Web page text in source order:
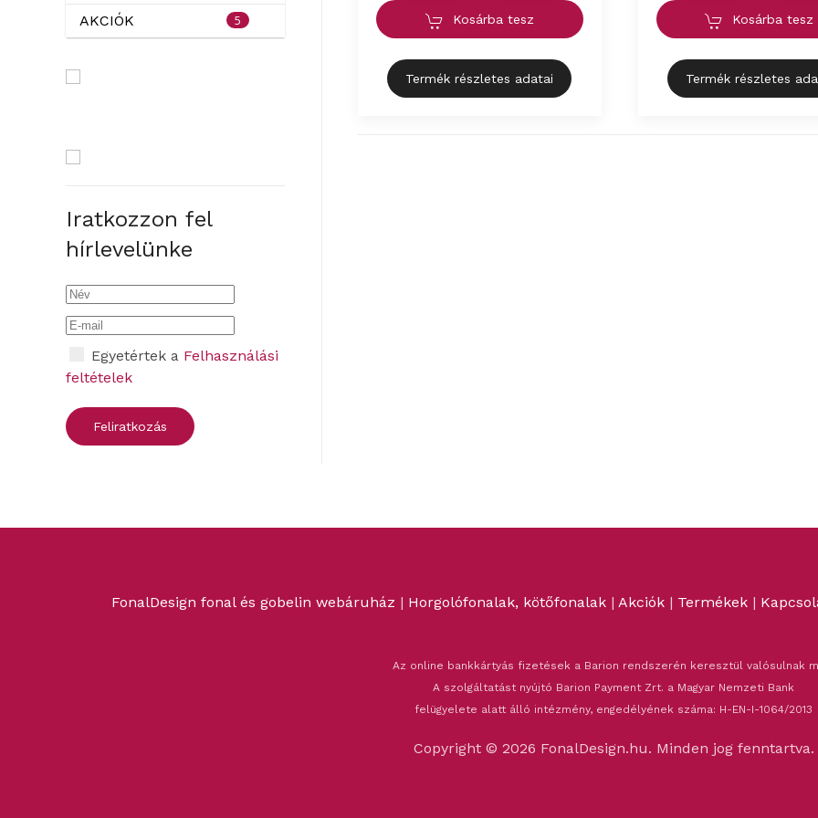
AKCIÓK 5
Iratkozzon fel
hírlevelünke
Egyetértek a Felhasználási
feltételek
Kosárba tesz
Termék részletes adatai
Kosárba tesz
Termék részletes
FonalDesign fonal és gobelin webáruház | Horgolófonalak, kötőfonalak| Akciók| Termékek|
Az online bankkártyás fizetések a Barion rendszerén keresztül valósulnak
A szolgáltatást nyújtó Barion Payment Zrt. a Magyar Nemzeti Bank
felügyelete alatt álló intézmény, engedélyének száma: H-EN-I-1064/2013
Copyright © 2026 FonalDesign.hu. Minden jog fenntartva.